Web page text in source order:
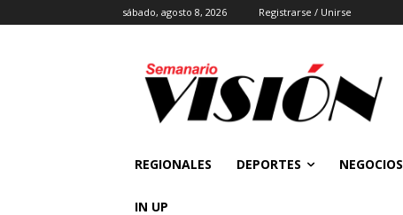
sábado, agosto 8, 2026 Registrarse / Unirse
REGIONALES DEPORTES NEGOCIOS
IN UP